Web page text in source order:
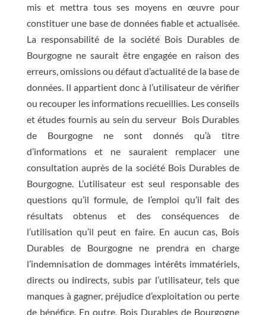
mis et mettra tous ses moyens en œuvre pour
constituer une base de données fiable et actualisée.
La responsabilité de la société Bois Durables de
Bourgogne ne saurait être engagée en raison des
erreurs, omissions ou défaut d’actualité de la base de
données. Il appartient donc à l’utilisateur de vérifier
ou recouper les informations recueillies. Les conseils
et études fournis au sein du serveur Bois Durables
de Bourgogne ne sont donnés qu’à titre
d’informations et ne sauraient remplacer une
consultation auprès de la société Bois Durables de
Bourgogne. L’utilisateur est seul responsable des
questions qu’il formule, de l’emploi qu’il fait des
résultats obtenus et des conséquences de
l’utilisation qu’il peut en faire. En aucun cas, Bois
Durables de Bourgogne ne prendra en charge
l’indemnisation de dommages intérêts immatériels,
directs ou indirects, subis par l’utilisateur, tels que
manques à gagner, préjudice d’exploitation ou perte
de bénéfice. En outre, Bois Durables de Bourgogne